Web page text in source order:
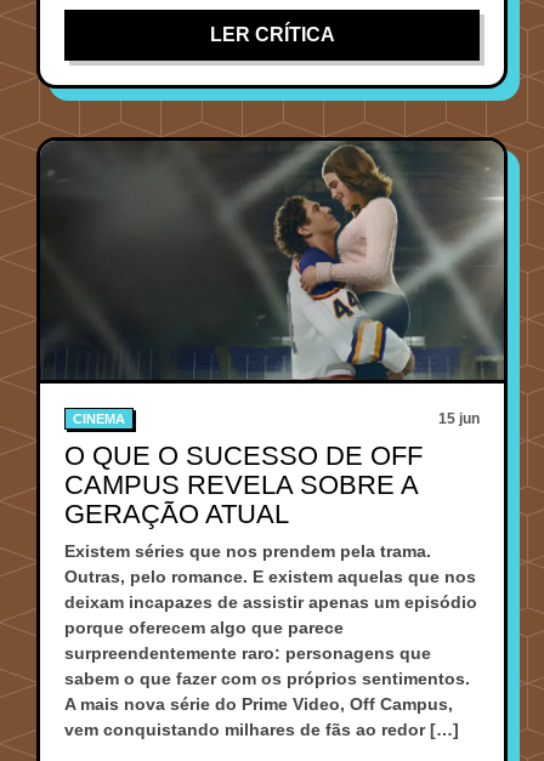
LER CRÍTICA
CINEMA 15 jun
O QUE O SUCESSO DE OFF
CAMPUS REVELA SOBRE A
GERAÇÃO ATUAL
Existem séries que nos prendem pela trama.
Outras, pelo romance. E existem aquelas que nos
deixam incapazes de assistir apenas um episódio
porque oferecem algo que parece
surpreendentemente raro: personagens que
sabem o que fazer com os próprios sentimentos.
A mais nova série do Prime Video, Off Campus,
vem conquistando milhares de fãs ao redor […]